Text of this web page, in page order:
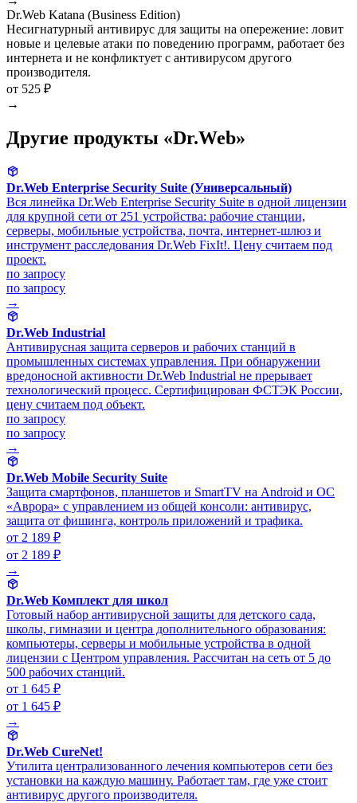
Dr.Web Katana (Business Edition)
Несигнатурный антивирус для защиты на опережение: ловит
новые и целевые атаки по поведению программ, работает без
интернета и не конфликтует с антивирусом другого
производителя.
от 525 ₽
→
Другие продукты «Dr.Web»
Dr.Web Enterprise Security Suite (Универсальный)
Вся линейка Dr.Web Enterprise Security Suite в одной лицензии
для крупной сети от 251 устройства: рабочие станции,
серверы, мобильные устройства, почта, интернет-шлюз и
инструмент расследования Dr.Web FixIt!. Цену считаем под
проект.
по запросу
по запросу
→
Dr.Web Industrial
Антивирусная защита серверов и рабочих станций в
промышленных системах управления. При обнаружении
вредоносной активности Dr.Web Industrial не прерывает
технологический процесс. Сертифицирован ФСТЭК России,
цену считаем под объект.
по запросу
по запросу
→
Dr.Web Mobile Security Suite
Защита смартфонов, планшетов и SmartTV на Android и ОС
«Аврора» с управлением из общей консоли: антивирус,
защита от фишинга, контроль приложений и трафика.
от 2 189 ₽
от 2 189 ₽
→
Dr.Web Комплект для школ
Готовый набор антивирусной защиты для детского сада,
школы, гимназии и центра дополнительного образования:
компьютеры, серверы и мобильные устройства в одной
лицензии с Центром управления. Рассчитан на сеть от 5 до
500 рабочих станций.
от 1 645 ₽
от 1 645 ₽
→
Dr.Web CureNet!
Утилита централизованного лечения компьютеров сети без
установки на каждую машину. Работает там, где уже стоит
антивирус другого производителя.